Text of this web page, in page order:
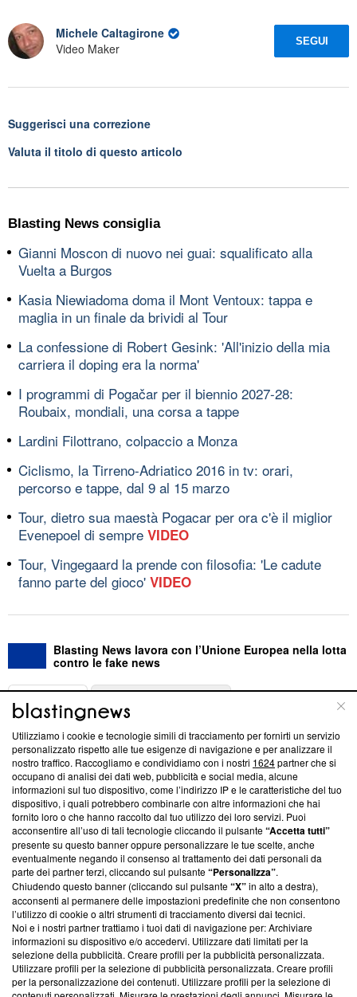
Michele Caltagirone
Video Maker
SEGUI
Suggerisci una correzione
Valuta il titolo di questo articolo
Blasting News consiglia
Gianni Moscon di nuovo nei guai: squalificato alla
Vuelta a Burgos
Kasia Niewiadoma doma il Mont Ventoux: tappa e
maglia in un finale da brividi al Tour
La confessione di Robert Gesink: 'All'inizio della mia
carriera il doping era la norma'
I programmi di Pogačar per il biennio 2027-28:
Roubaix, mondiali, una corsa a tappe
Lardini Filottrano, colpaccio a Monza
Ciclismo, la Tirreno-Adriatico 2016 in tv: orari,
percorso e tappe, dal 9 al 15 marzo
Tour, dietro sua maestà Pogacar per ora c'è il miglior
Evenepoel di sempre VIDEO
Tour, Vingegaard la prende con filosofia: 'Le cadute
fanno parte del gioco' VIDEO
Blasting News lavora con l’Unione Europea nella lotta
contro le fake news
ABOUT
Questa sezione offre informazioni trasparenti su Blasting
News, sui nostri processi editoriali e su come ci impegniamo a
creare news di qualità. Inoltre, afferma la nostra aderenza a
‘Trust Project - News with Integrity’Blasting News non è
ancora membro del programma, ma ha richiesto di farne
parte; Trust Project non ha ancora effettuato una verifica di
conformità agli standard.
Su di noi
Team editoriale
Corporate
Redazione
Informativa Privacy
Utilizziamo i cookie e tecnologie simili di tracciamento per fornirti un servizio
personalizzato rispetto alle tue esigenze di navigazione e per analizzare il
nostro traffico. Raccogliamo e condividiamo con i nostri 1624partner che si
occupano di analisi dei dati web, pubblicità e social media, alcune
informazioni sul tuo dispositivo, come l’indirizzo IP e le caratteristiche del tuo
dispositivo, i quali potrebbero combinarle con altre informazioni che hai
fornito loro o che hanno raccolto dal tuo utilizzo dei loro servizi. Puoi
acconsentire all’uso di tali tecnologie cliccando il pulsante“Accetta tutti”
presente su questo banner oppure personalizzare le tue scelte, anche
eventualmente negando il consenso al trattamento dei dati personali da
parte dei partner terzi, cliccando sul pulsante“Personalizza”.
Chiudendo questo banner (cliccando sul pulsante“X”in alto a destra),
acconsenti al permanere delle impostazioni predefinite che non consentono
l’utilizzo di cookie o altri strumenti di tracciamento diversi dai tecnici.
Noi e i nostri partner trattiamo i tuoi dati di navigazione per: Archiviare
informazioni su dispositivo e/o accedervi. Utilizzare dati limitati per la
selezione della pubblicità. Creare profili per la pubblicità personalizzata.
Utilizzare profili per la selezione di pubblicità personalizzata. Creare profili
per la personalizzazione dei contenuti. Utilizzare profili per la selezione di